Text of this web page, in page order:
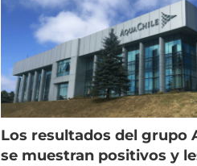
Los resultados del grupo
se muestran positivos y